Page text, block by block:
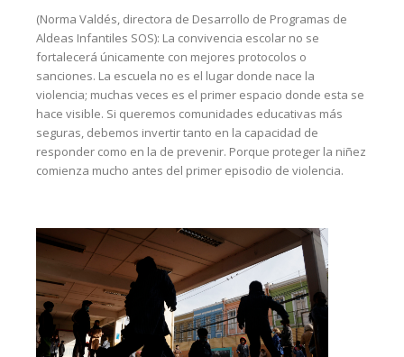
(Norma Valdés, directora de Desarrollo de Programas de
Aldeas Infantiles SOS): La convivencia escolar no se
fortalecerá únicamente con mejores protocolos o
sanciones. La escuela no es el lugar donde nace la
violencia; muchas veces es el primer espacio donde esta se
hace visible. Si queremos comunidades educativas más
seguras, debemos invertir tanto en la capacidad de
responder como en la de prevenir. Porque proteger la niñez
comienza mucho antes del primer episodio de violencia.